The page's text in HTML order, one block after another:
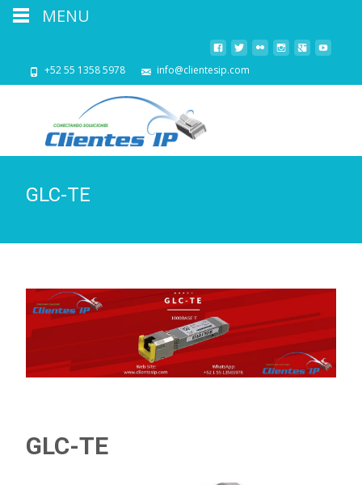
+52 55 1358 5978 info@clientesip.com
GLC-TE
GLC-TE
MENU